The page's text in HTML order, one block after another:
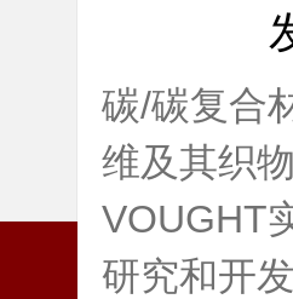
碳/碳复合
维及其织
VOUGHT
研究和开